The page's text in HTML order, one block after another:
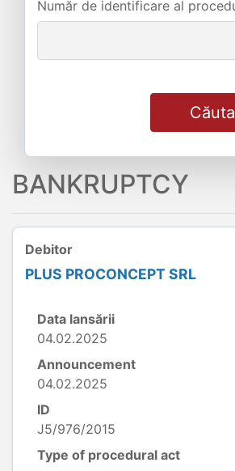
Număr de identificare al
BANKRUPTCY
Debitor
PLUS PROCONCEPT SRL
Data lansării
04.02.2025
Announcement
04.02.2025
ID
J5/976/2015
Type of procedural act